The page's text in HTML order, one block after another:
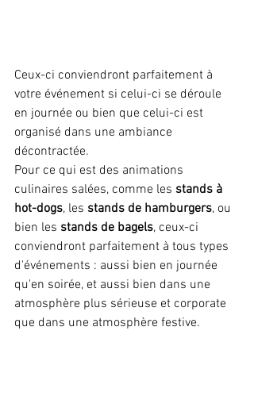
Ceux-ci conviendront parfaitement à
votre événement si celui-ci se déroule
en journée ou bien que celui-ci est
organisé dans une ambiance
décontractée.
Pour ce qui est des animations
culinaires salées, comme les stands à
hot-dogs, les stands de hamburgers, ou
bien les stands de bagels, ceux-ci
conviendront parfaitement à tous types
d'événements : aussi bien en journée
qu'en soirée, et aussi bien dans une
atmosphère plus sérieuse et corporate
que dans une atmosphère festive.